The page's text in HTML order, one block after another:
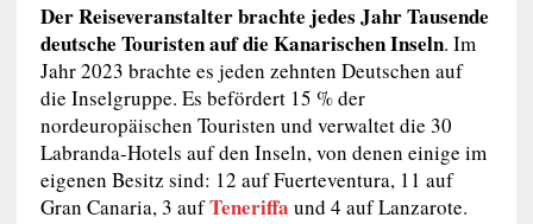
Der Reiseveranstalter brachte jedes Jahr Tausende
deutsche Touristen auf die Kanarischen Inseln. Im
Jahr 2023 brachte es jeden zehnten Deutschen auf
die Inselgruppe. Es befördert 15 % der
nordeuropäischen Touristen und verwaltet die 30
Labranda-Hotels auf den Inseln, von denen einige im
eigenen Besitz sind: 12 auf Fuerteventura, 11 auf
Gran Canaria, 3 aufTeneriffa und 4 auf Lanzarote.